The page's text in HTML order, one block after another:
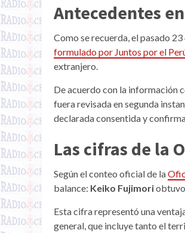
Antecedentes
Como se recuerda, el pasado 23
formulado por Juntos por el
extranjero.
De acuerdo con la información
fuera revisada en segunda
declarada consentida y
Las cifras de la
Según el conteo oficial de la
balance: Keiko Fujimori
Esta cifra representó una
general, que incluye tanto el